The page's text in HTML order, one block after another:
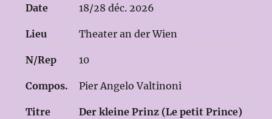
Date 18/28 déc. 2026
Lieu Theater an der Wien
N/Rep 10
Compos. Pier Angelo Valtinoni
Titre Der kleine Prinz (Le petit Prince)